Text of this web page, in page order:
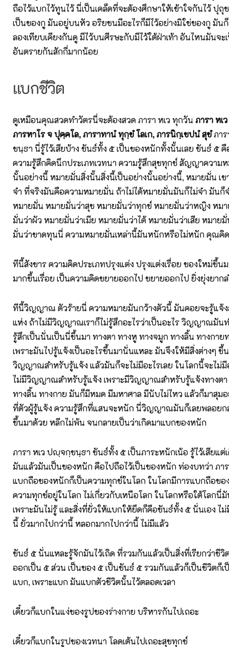
ถือไว้แบกไว้ทูนไว้ นี่เป็นเคล็ดที่จะต้องศึกษาให้เข้าใจกันไว้ ปุถุ
เป็นของกู มันอยู่บนหัว อริยชนมีอะไรก็มีไว้อย่างมิใช่ของกู มันก็
ลองเทียบเคียงกันดู มีไว้บนศีรษะกับมีไว้ใต้ฝ่าเท้า อันไหนมันจะ
อันตรายกันสักกี่มากน้อย
แบกชีวิต
ดูเหมือนคุณสวดทำวัตรนี่จะต้องสวด ภารา หเว ทุกวัน ภารา ห
ภารหาโร จ ปุคฺคโล, ภาราทานํ ทุกฺขํ โลเก, ภารนิกฺเขปนํ สุขํภาร
ขนฺธา นี่รู้ไว้เสียบ้าง ขันธ์ทั้ง ๕ เป็นของหนักทั้งนั้นเลย ขันธ์ ๕ คื
ความรู้สึกคิดนึกประเภทเวทนา ความรู้สึกสุขทุกข์ สัญญาความ
นั้นอย่างนี้ หมายมั่นสิ่งนั้นสิ่งนี้เป็นอย่างนั้นอย่างนี้, หมายมั่น เข
จำ ที่จริงมันคือความหมายมั่น ถ้าไม่ได้หมายมั่นมันก็ไม่จำ มันก็
หมายมั่น หมายมั่นว่าสุข หมายมั่นว่าทุกข์ หมายมั่นว่าหญิง หม
มั่นว่าผัว หมายมั่นว่าเมีย หมายมั่นว่าได้ หมายมั่นว่าเสีย หมาย
มั่นว่าขาดทุนนี่ ความหมายมั่นเหล่านี้มันหนักหรือไม่หนัก คุณคิ
ทีนี้สังขาร ความคิดประเภทปรุงแต่ง ปรุงแต่งเรื่อย ของใหม่ขึ้น
มากขึ้นเรื่อย เป็นความคิดขยายออกไป ขยายออกไป ยิ่งยุ่งยากล
ทีนี้วิญญาณ ตัวร้ายนี่ ความหมายมันกว้างตัวนี้ มันคอยจะรู้แจ้ง
แห่ง ถ้าไม่มีวิญญาณเราก็ไม่รู้สึกอะไรว่าเป็นอะไร วิญญาณมัน
รู้สึกเป็นนั่นเป็นนี่ขึ้นมา ทางตา ทางหู ทางจมูก ทางลิ้น ทางกาย
เพราะมันไปรู้แจ้งเป็นอะไรขึ้นมานั่นแหละ มันจึงให้มีสิ่งต่างๆ ขึ้
วิญญาณสำหรับรู้แจ้ง แล้วมันก็จะไม่มีอะไรเลย ในโลกนี้จะไม่มีอ
ไม่มีวิญญาณสำหรับรู้แจ้ง เพราะมีวิญญาณสำหรับรู้แจ้งทางตา
ทางลิ้น ทางกาย มันก็มีหมด มีมหาศาล มีนับไม่ไหว แล้วก็มาสุม
ที่ตัวผู้รู้แจ้ง ความรู้สึกที่แสนจะหนัก นี่วิญญาณมันก็เลยพลอยก
ขึ้นมาด้วย หลีกไม่พ้น จนกลายเป็นว่าเกิดมาแบกของหนัก
ภารา หเว ปญฺจกฺขนฺธา ขันธ์ทั้ง ๕ เป็นภาระหนักเน้อ รู้ไว้เสียแต่
มันแล้วมันเป็นของหนัก คือไปถือไว้เป็นของหนัก ท่องบทว่า ภา
แบกถือของหนักก็เป็นความทุกข์ในโลก ในโลกมีการแบกถือขอ
ความทุกข์อยู่ในโลก ไม่เกี่ยวกับเหนือโลก ในโลกหรือใต้โลกนี่
เพราะมันไม่รู้ และสิ่งที่ยั่วให้แบกให้ยึดก็คือขันธ์ทั้ง ๕ นั่นเอง ไม่
นี้ ยั่วมากไปกว่านี้ หลอกมากไปกว่านี้ ไม่มีแล้ว
ขันธ์ ๕ นั่นแหละรู้จักมันไว้เถิด ที่รวมกันแล้วเป็นสิ่งที่เรียกว่าชี
ออกเป็น ๕ ส่วน เป็นของ ๕ เป็นขันธ์ ๕ รวมกันแล้วก็เป็นชีวิตก็เ
แบก, เพราะแบก มันแบกตัวชีวิตนั้นไว้ตลอดเวลา
เดี๋ยวก็แบกในแง่ของรูปของร่างกาย บริหารกันไปเถอะ
เดี๋ยวก็แบกในรูปของเวทนา โลดเต้นไปเถอะสุขทุกข์